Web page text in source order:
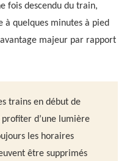
fois descendu du train,
à quelques minutes à pied
majeur par rapport
trains en début de
d’une lumière
les horaires
être supprimés